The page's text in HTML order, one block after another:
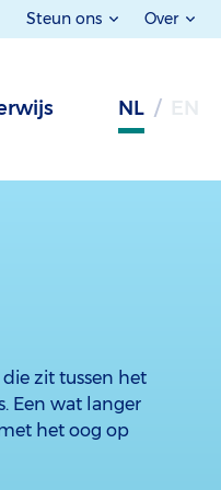
Steun ons Over
NL
zit tussen het
Een wat langer
het oog op